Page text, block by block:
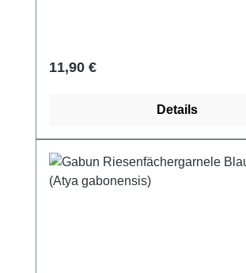
Regulärer Preis:
11,90 €
Details